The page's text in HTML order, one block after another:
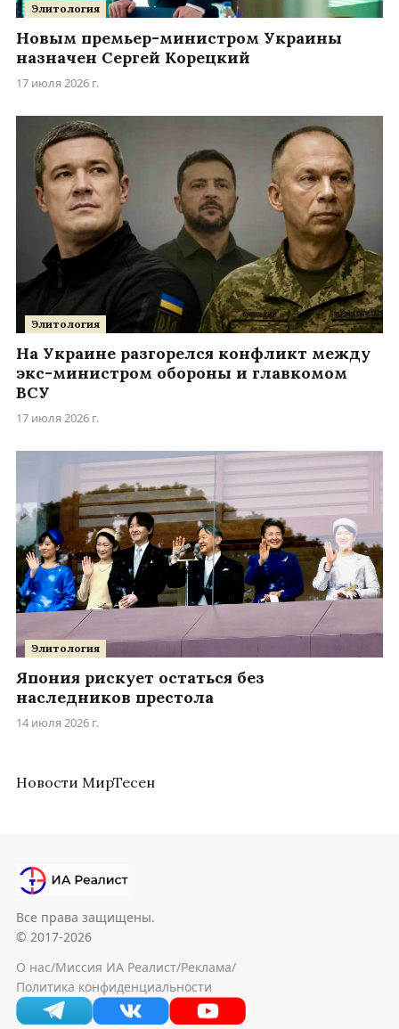
Элитология
Новым премьер-министром Украины
назначен Сергей Корецкий
17 июля 2026 г.
Элитология
На Украине разгорелся конфликт между
экс-министром обороны и главкомом
ВСУ
17 июля 2026 г.
Элитология
Япония рискует остаться без
наследников престола
14 июля 2026 г.
Новости МирТесен
Все права защищены.
© 2017-2026
О нас/Миссия ИА Реалист/Реклама/
Политика конфиденциальности